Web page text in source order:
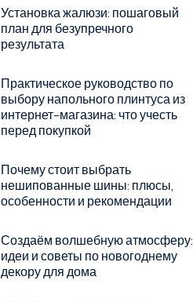
Установка жалюзи: пошаговый
план для безупречного
результата
Практическое руководство по
выбору напольного плинтуса из
интернет-магазина: что учесть
перед покупкой
Почему стоит выбрать
нешипованные шины: плюсы,
особенности и рекомендации
Создаём волшебную атмосферу:
идеи и советы по новогоднему
декору для дома